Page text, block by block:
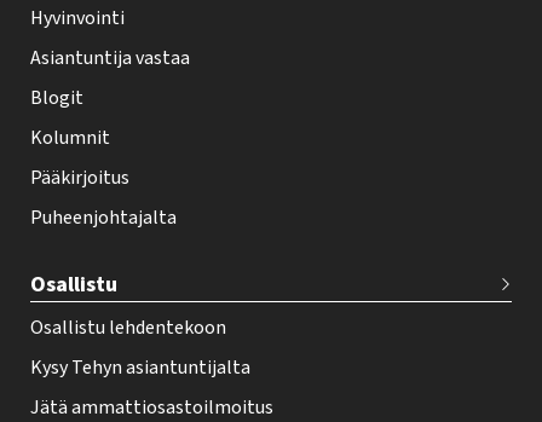
h
t
i
f
o
t
r
Hyvinvointi
Asiantuntija vastaa
Blogit
Kolumnit
Pääkirjoitus
Puheenjohtajalta
Osallistu
Osallistu lehdentekoon
Kysy Tehyn asiantuntijalta
Jätä ammattiosastoilmoitus